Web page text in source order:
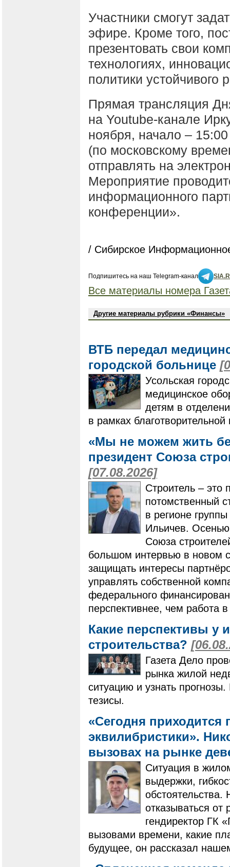
Участники смогут
эфире. Кроме того,
презентовать свои
технологиях,
политики устойчивого
Прямая трансляция
на Youtube-канале
ноября, начало –
(по московскому
отправлять на
Мероприятие
информационного
конференции».
/ Сибирское
Подпишитесь на наш Telegram-канал
Все материалы номера
Другие материалы рубрики «Финансы»
ВТБ передал
городской больнице
Усольская
медицинское
детям в
в рамках
«Мы не можем жить
президент Союза
[07.08.2026]
Строитель – это
потомственный
в регионе
Ильичев.
Союза
большом интервью в новом
защищать интересы
управлять собственной
федерального
перспективнее, чем работа в
Какие перспективы у
строительства?
Газета Дело
рынка жилой
ситуацию и узнать
тезисы.
«Сегодня приходится
эквилибристики».
вызовах на рынке
Ситуация в
выдержки,
обстоятельства.
отказываться от
гендиректор ГК
вызовами времени, какие
будущее, он рассказал